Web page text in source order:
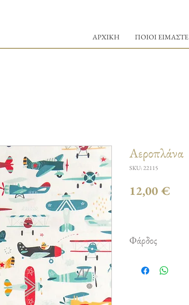
ΑΡΧΙΚΗ ΠΟΙΟΙ ΕΙΜΑΣΤΕ
Αεροπλάνα
SKU: 22115
12,00 €
Φάρδος